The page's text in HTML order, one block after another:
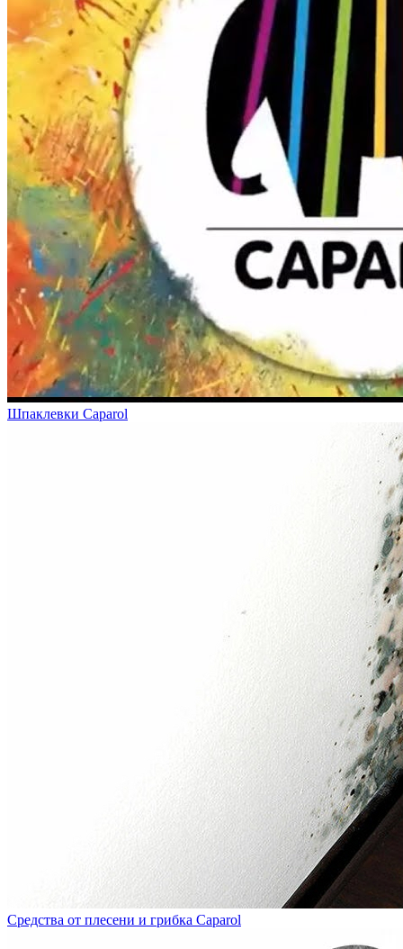
Шпаклевки Caparol
Средства от плесени и грибка Caparol